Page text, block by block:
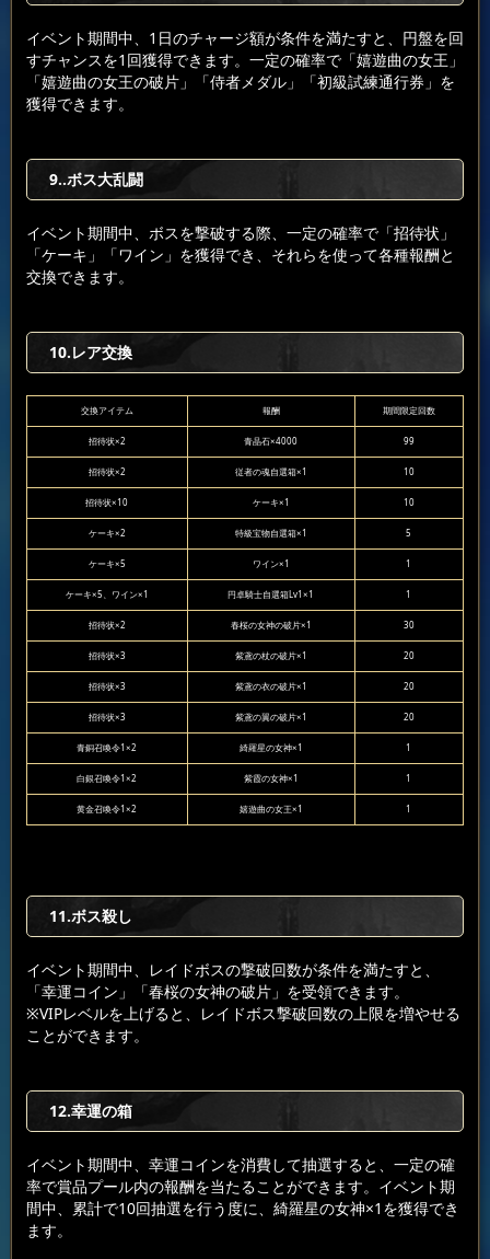
イベント期間中、1日のチャージ額が条件を満たすと、円盤を回
すチャンスを1回獲得できます。一定の確率で「嬉遊曲の女王」
「嬉遊曲の女王の破片」「侍者メダル」「初級試練通行券」を
獲得できます。
9..ボス大乱闘
イベント期間中、ボスを撃破する際、一定の確率で「招待状」
「ケーキ」「ワイン」を獲得でき、それらを使って各種報酬と
交換できます。
10.レア交換
交換アイテム 報酬 期間限定回数
招待状×2 青晶石×4000 99
招待状×2 従者の魂自選箱×1 10
招待状×10 ケーキ×1 10
ケーキ×2 特級宝物自選箱×1 5
ケーキ×5 ワイン×1 1
ケーキ×5、ワイン×1 円卓騎士自選箱Lv1×1 1
招待状×2 春桜の女神の破片×1 30
招待状×3 紫鳶の杖の破片×1 20
招待状×3 紫鳶の衣の破片×1 20
招待状×3 紫鳶の翼の破片×1 20
青銅召喚令1×2 綺羅星の女神×1 1
白銀召喚令1×2 紫霞の女神×1 1
黄金召喚令1×2 嬉遊曲の女王×1 1
11.ボス殺し
イベント期間中、レイドボスの撃破回数が条件を満たすと、
「幸運コイン」「春桜の女神の破片」を受領できます。
※VIPレベルを上げると、レイドボス撃破回数の上限を増やせる
ことができます。
12.幸運の箱
イベント期間中、幸運コインを消費して抽選すると、一定の確
率で賞品プール内の報酬を当たることができます。イベント期
間中、累計で10回抽選を行う度に、綺羅星の女神×1を獲得でき
ます。